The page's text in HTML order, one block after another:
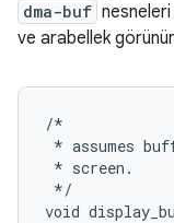
dma-buf
ve arabellek
/*
* assumes
* screen .
*/
void